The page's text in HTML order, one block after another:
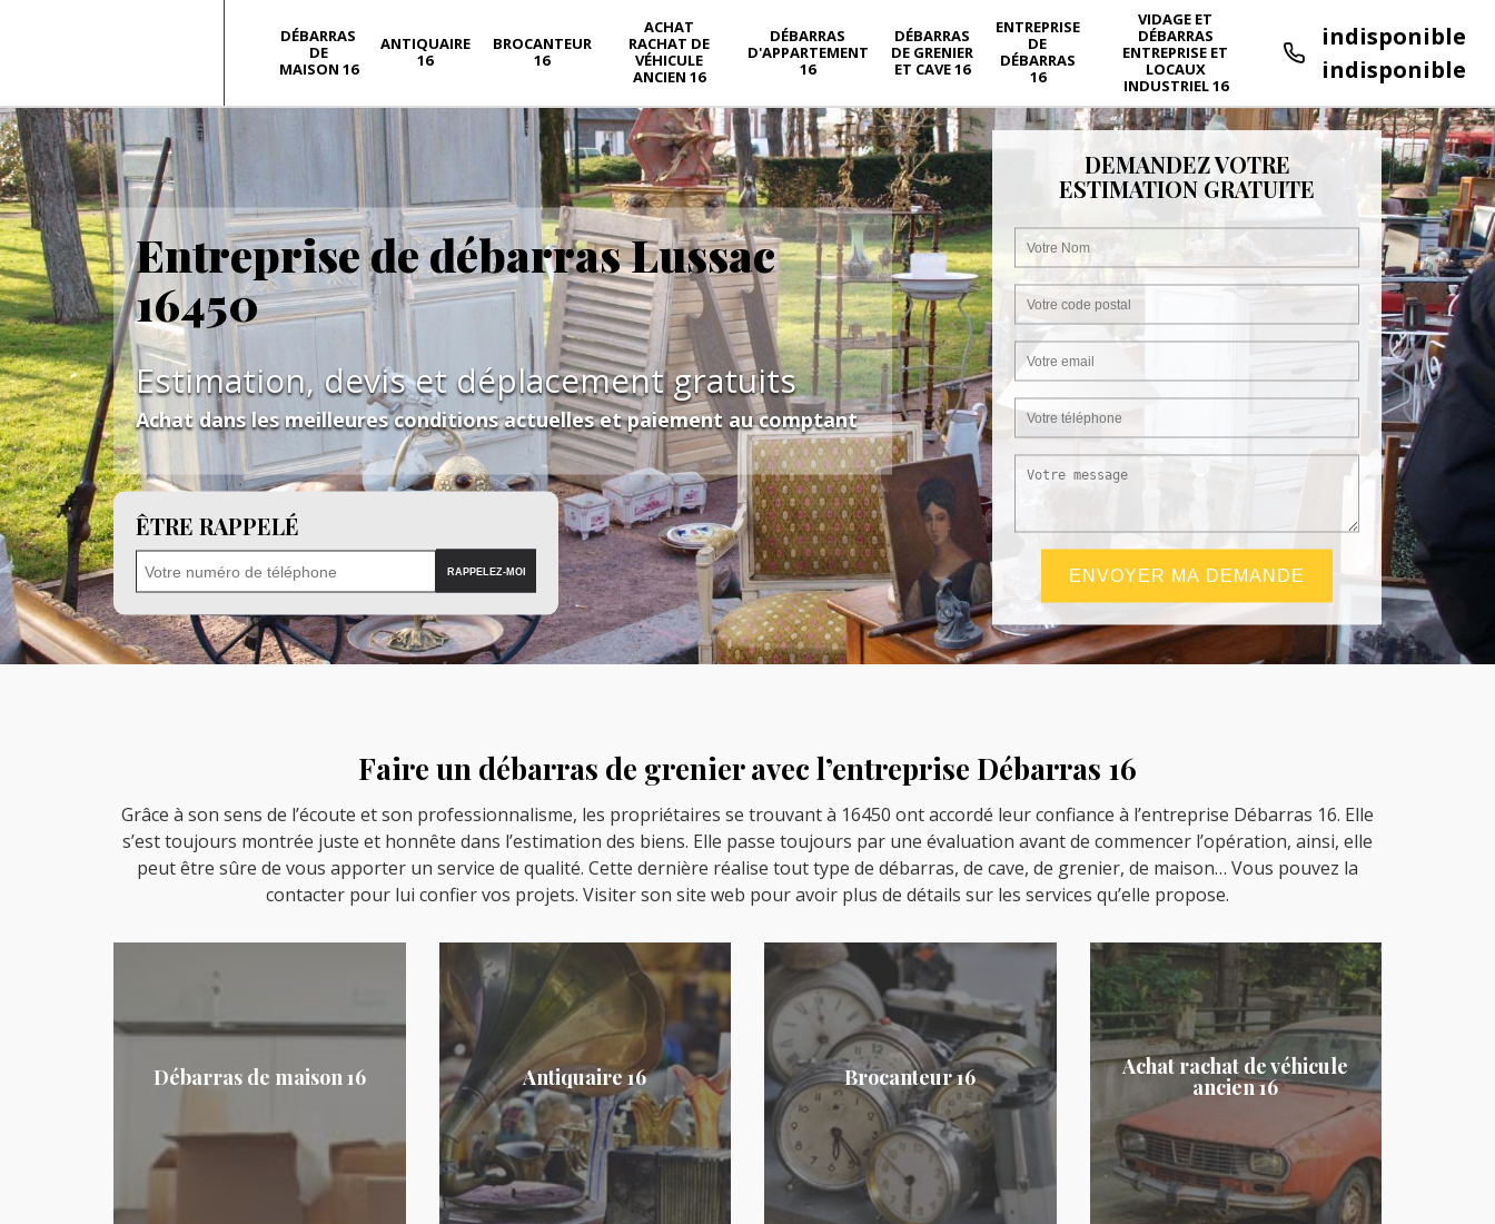
DÉBARRAS
DE
MAISON 16
ANTIQUAIRE
16
BROCANTEUR
16
ACHAT
RACHAT DE
VÉHICULE
ANCIEN 16
DÉBARRAS
D'APPARTEMENT
16
DÉBARRAS
DE GRENIER
ET CAVE 16
ENTREPRISE
DE
DÉBARRAS
16
VIDAGE ET
DÉBARRAS
ENTREPRISE ET
LOCAUX
INDUSTRIEL 16
indisponible
indisponible
Entreprise de débarras Lussac
16450
Estimation, devis et déplacement gratuits
Achat dans les meilleures conditions actuelles et paiement au comptant
ÊTRE RAPPELÉ
DEMANDEZ VOTRE
ESTIMATION GRATUITE
Faire un débarras de grenier avec l’entreprise Débarras 16
Grâce à son sens de l’écoute et son professionnalisme, les propriétaires se trouvant à 16450 ont accordé leur confiance à l’entreprise Débarras 16. Elle
s’est toujours montrée juste et honnête dans l’estimation des biens. Elle passe toujours par une évaluation avant de commencer l’opération, ainsi, elle
peut être sûre de vous apporter un service de qualité. Cette dernière réalise tout type de débarras, de cave, de grenier, de maison… Vous pouvez la
contacter pour lui confier vos projets. Visiter son site web pour avoir plus de détails sur les services qu’elle propose.
Débarras de maison 16 Antiquaire 16 Brocanteur 16 Achat rachat de véhicule
ancien 16